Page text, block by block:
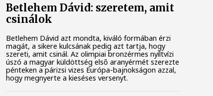
Betlehem Dávid: szeretem, amit
csinálok
Betlehem Dávid azt mondta, kiváló formában érzi
magát, a sikere kulcsának pedig azt tartja, hogy
szereti, amit csinál. Az olimpiai bronzérmes nyíltvízi
úszó a magyar küldöttség első aranyérmét szerezte
pénteken a párizsi vizes Európa-bajnokságon azzal,
hogy megnyerte a kieséses versenyt.